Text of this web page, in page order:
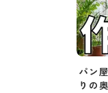
パン
りの